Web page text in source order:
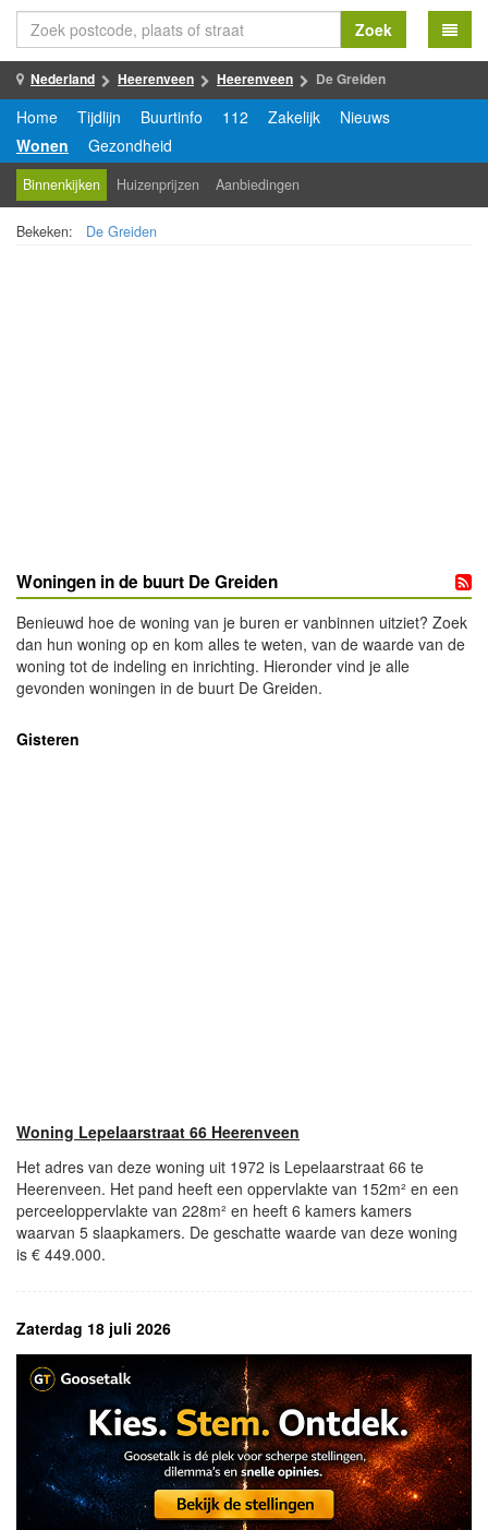
Zoek
Nederland Heerenveen Heerenveen De Greiden
Home Tijdlijn Buurtinfo 112 Zakelijk
Nieuws
Wonen
Gezondheid
Binnenkijken Huizenprijzen Aanbiedingen
Bekeken: De Greiden
Woningen in de buurt De Greiden
Benieuwd hoe de woning van je buren er vanbinnen uitziet? Zoek
dan hun woning op en kom alles te weten, van de waarde van de
woning tot de indeling en inrichting. Hieronder vind je alle
gevonden woningen in de buurt De Greiden.
Gisteren
Woning Lepelaarstraat 66 Heerenveen
Het adres van deze woning uit 1972 is Lepelaarstraat 66 te
Heerenveen. Het pand heeft een oppervlakte van 152m² en een
perceeloppervlakte van 228m² en heeft 6 kamers kamers
waarvan 5 slaapkamers. De geschatte waarde van deze woning
is € 449.000.
Zaterdag 18 juli 2026